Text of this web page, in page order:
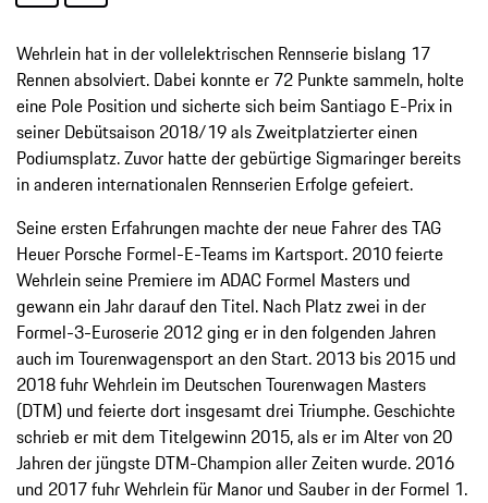
Wehrlein hat in der vollelektrischen Rennserie bislang 17
Rennen absolviert. Dabei konnte er 72 Punkte sammeln, holte
eine Pole Position und sicherte sich beim Santiago E-Prix in
seiner Debütsaison 2018/19 als Zweitplatzierter einen
Podiumsplatz. Zuvor hatte der gebürtige Sigmaringer bereits
in anderen internationalen Rennserien Erfolge gefeiert.
Seine ersten Erfahrungen machte der neue Fahrer des TAG
Heuer Porsche Formel-E-Teams im Kartsport. 2010 feierte
Wehrlein seine Premiere im ADAC Formel Masters und
gewann ein Jahr darauf den Titel. Nach Platz zwei in der
Formel-3-Euroserie 2012 ging er in den folgenden Jahren
auch im Tourenwagensport an den Start. 2013 bis 2015 und
2018 fuhr Wehrlein im Deutschen Tourenwagen Masters
(DTM) und feierte dort insgesamt drei Triumphe. Geschichte
schrieb er mit dem Titelgewinn 2015, als er im Alter von 20
Jahren der jüngste DTM-Champion aller Zeiten wurde. 2016
und 2017 fuhr Wehrlein für Manor und Sauber in der Formel 1.